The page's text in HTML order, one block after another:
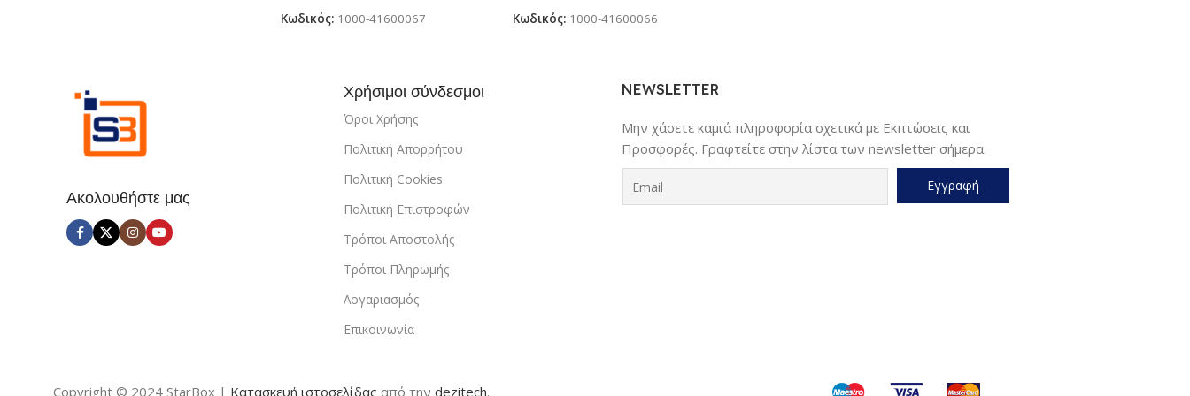
Κωδικός: 1000-41600067
ετών
Κωδικός: 1000-41600066
Ακολουθήστε μας
Χρήσιμοι σύνδεσμοι
Όροι Χρήσης
Πολιτική Απορρήτου
Πολιτική Cookies
Πολιτική Επιστροφών
Τρόποι Αποστολής
Τρόποι Πληρωμής
Λογαριασμός
Επικοινωνία
NEWSLETTER
Μην χάσετε καμιά πληροφορία σχετικά με Εκπτώσεις και
Προσφορές. Γραφτείτε στην λίστα των newsletter σήμερα.
Copyright © 2024 StarBox | Κατασκευή ιστοσελίδας από την dezitech.